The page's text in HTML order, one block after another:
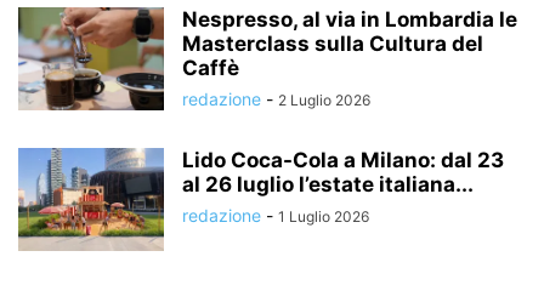
Nespresso, al via in Lombardia le
Masterclass sulla Cultura del
Caffè
redazione - 2 Luglio 2026
Lido Coca-Cola a Milano: dal 23
al 26 luglio l’estate italiana...
redazione - 1 Luglio 2026